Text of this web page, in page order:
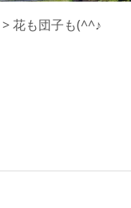
>花も団子も(^^♪